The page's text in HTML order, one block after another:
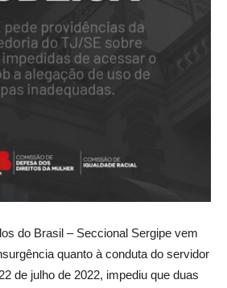
do Brasil – Seccional Sergipe vem
quanto à conduta do servidor
de julho de 2022, impediu que duas